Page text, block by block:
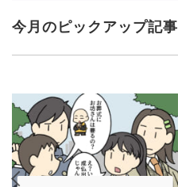
今月のピックアップ記事